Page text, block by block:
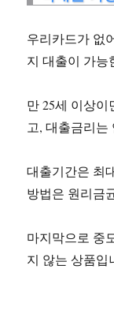
우리카드가 없
지 대출이 가능
만 25세 이상
고, 대출금리는
대출기간은 최
방법은 원리금
마지막으로 중
지 않는 상품입